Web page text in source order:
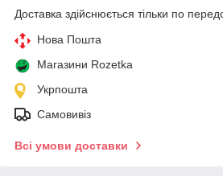
Доставка здійснюється тільки по
Нова Пошта
Магазини Rozetka
Укрпошта
Самовивіз
Всі умови доставки